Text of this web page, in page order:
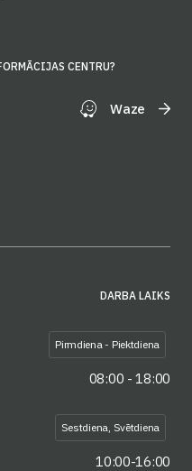
CENTRU?
Waze
DARBA LAIKS
Pirmdiena - Piektdiena
08:00 - 18:00
Sestdiena, Svētdiena
10:00-16:00